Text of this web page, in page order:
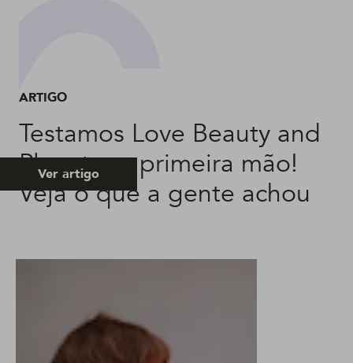
ARTIGO
Testamos Love Beauty and
Planet em primeira mão!
Veja o que a gente achou
Ver artigo